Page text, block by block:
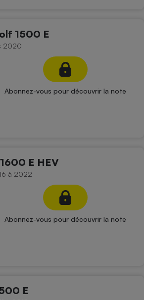
1500 E
2020
Abonnez-vous pour découvrir la note
E HEV
à 2022
Abonnez-vous pour découvrir la note
E